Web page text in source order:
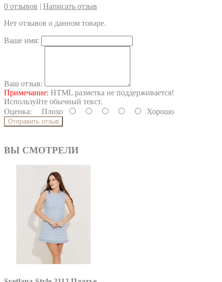
0 отзывов | Написать отзыв
Нет отзывов о данном товаре.
Ваше имя:
Ваш отзыв:
Примечание: HTML разметка не поддерживается!
Используйте обычный текст.
Оценка: Плохо Хорошо
Отправить отзыв
ВЫ СМОТРЕЛИ